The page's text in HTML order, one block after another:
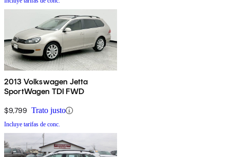
2013 Volkswagen Jetta
SportWagen TDI FWD
$9,799 Trato justo
Incluye tarifas de conc.